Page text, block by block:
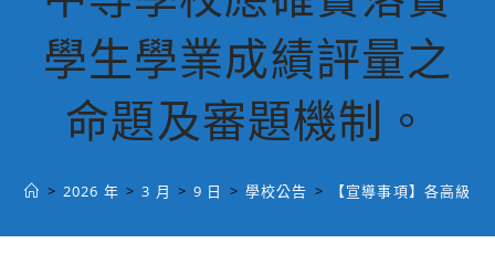
學生學業成績評量之
命題及審題機制。
> 2026 年 > 3 月 > 9 日 > 學校公告 > 【宣導事項】各高級